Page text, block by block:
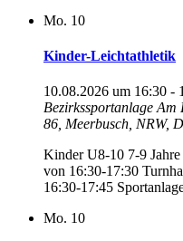
Mo. 10
Kinder-Leichtathletik
10.08.2026 um 16:30 -
Bezirkssportanlage Am
86, Meerbusch, NRW,
Kinder U8-10 7-9
von 16:30-17:30
16:30-17:45
Mo. 10